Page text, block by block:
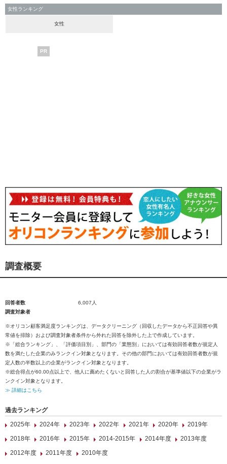
女性ランキング
女性
PR
調査概要
回答者数
6,007人
調査対象者
※オリコン顧客満足度ランキングは、データクリーニング（回収したデータから不正回答や異
常値を排除）および調査対象者条件から外れた回答を除外した上で作成しています。
※「総合ランキング」、「評価項目別」、部門の「業態別」においては有効回答者数が規定人
数を満たした企業のみランクイン対象となります。その他の部門においては有効回答者数が規
定人数の半数以上の企業がランクイン対象となります。
※総合得点が60.00点以上で、他人に薦めたくないと回答した人の割合が基準値以下の企業がラ
ンクイン対象となります。
≫ 詳細はこちら
過去ランキング
2025年
2024年 2023年 2022年 2021年 2020年
2019年
2018年
2016年 2015年 2014-2015年 2014年度
2013年度
2012年度
2011年度 2010年度